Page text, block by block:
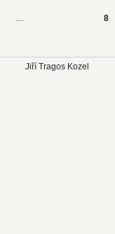
8
Jiří Tragos Kozel